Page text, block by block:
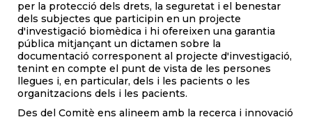
per la protecció dels drets, la seguretat i el benestar
dels subjectes que participin en un projecte
d'investigació biomèdica i hi ofereixen una garantia
pública mitjançant un dictamen sobre la
documentació corresponent al projecte d'investigació,
tenint en compte el punt de vista de les persones
llegues i, en particular, dels i les pacients o les
organitzacions dels i les pacients.
Des del Comitè ens alineem amb la recerca i innovació